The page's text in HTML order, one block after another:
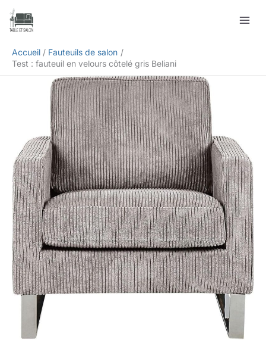
Aller
Accueil
Fauteuils de salon
Test : fauteuil en velours côtelé gris Beliani
Rechercher